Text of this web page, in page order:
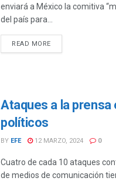
enviará a México la comitiva
del país para...
READ MOREDETAILS
Ataques a la prensa
políticos
BY EFE 12 MARZO, 2024 0
Cuatro de cada 10 ataques
de medios de comunicación